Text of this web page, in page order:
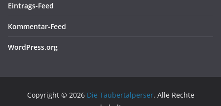
Eintrags-Feed
Kommentar-Feed
WordPress.org
Copyright © 2026 Die Taubertalperser. Alle Rechte